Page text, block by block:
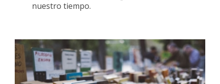
nuestro tiempo.